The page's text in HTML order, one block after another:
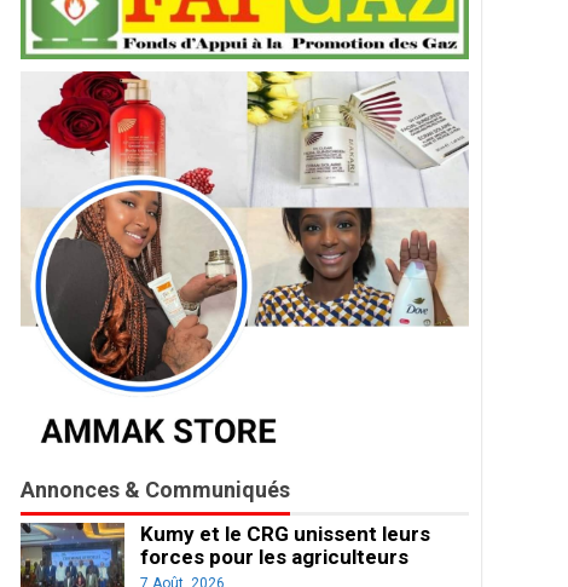
Annonces & Communiqués
Kumy et le CRG unissent leurs
forces pour les agriculteurs